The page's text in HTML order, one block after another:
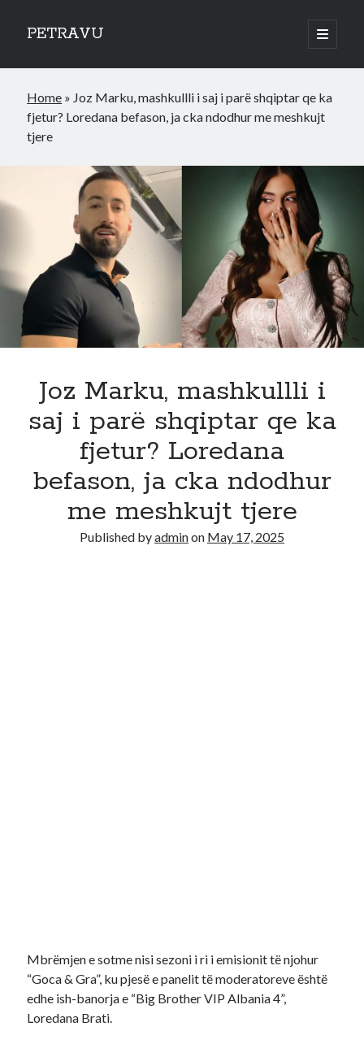
PETRAVU
open
primary
Sidebar
Bank
Credit Cards
Uncategorized
Home » Joz Marku, mashkullli i saj i parë shqiptar qe ka
fjetur? Loredana befason, ja cka ndodhur me meshkujt
tjere
Joz Marku, mashkullli i
saj i parë shqiptar qe ka
fjetur? Loredana
befason, ja cka ndodhur
me meshkujt tjere
Published byadminon May 17, 2025
Mbrëmjen e sotme nisi sezoni i ri i emisionit të njohur
“Goca & Gra”, ku pjesë e panelit të moderatoreve është
edhe ish-banorja e “Big Brother VIP Albania 4”,
Loredana Brati.